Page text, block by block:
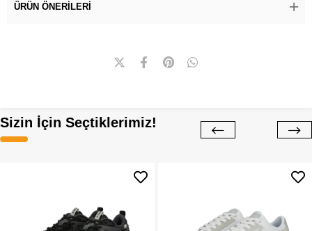
ÜRÜN ÖNERILERI
Sizin İçin Seçtiklerimiz!